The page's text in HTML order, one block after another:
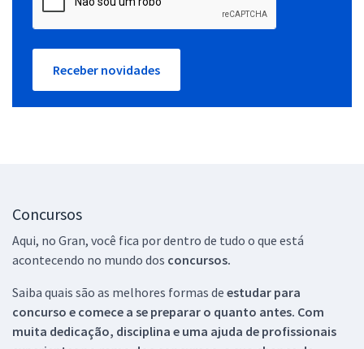
Receber novidades
Concursos
Aqui, no Gran, você fica por dentro de tudo o que está
acontecendo no mundo dos concursos.
Saiba quais são as melhores formas de estudar para
concurso e comece a se preparar o quanto antes. Com
muita dedicação, disciplina e uma ajuda de profissionais